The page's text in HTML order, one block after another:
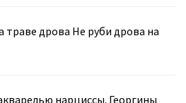
траве дрова Не руби дрова на
нарциссы. Георгины